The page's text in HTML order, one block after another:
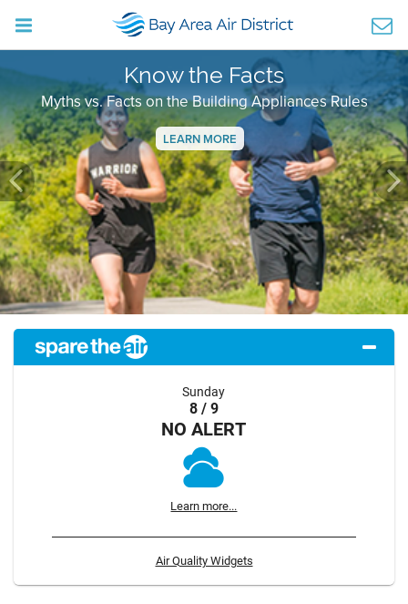
Know the Facts
Myths vs. Facts on the Building Appliances Rules
LEARN MORE
Previous
Sunday
8 / 9
NO ALERT
Learn more...
Air Quality Widgets